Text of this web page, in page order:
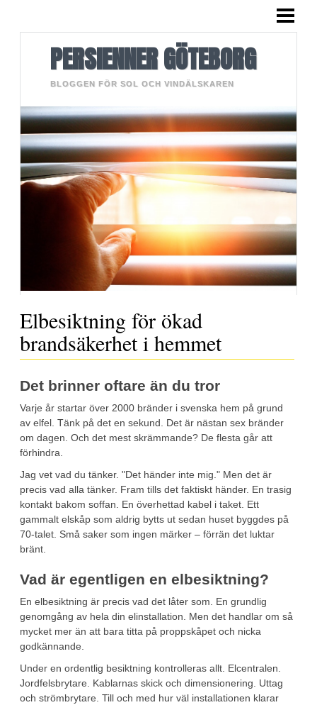
PERSIENNERPERSIENNER GÖTEBORG
BLOGGEN FÖR SOL OCH VINDÄLSKAREN
Elbesiktning för ökad
brandsäkerhet i hemmet
Det brinner oftare än du tror
Varje år startar över 2000 bränder i svenska hem på grund
av elfel. Tänk på det en sekund. Det är nästan sex bränder
om dagen. Och det mest skrämmande? De flesta går att
förhindra.
Jag vet vad du tänker. "Det händer inte mig." Men det är
precis vad alla tänker. Fram tills det faktiskt händer. En trasig
kontakt bakom soffan. En överhettad kabel i taket. Ett
gammalt elskåp som aldrig bytts ut sedan huset byggdes på
70-talet. Små saker som ingen märker – förrän det luktar
bränt.
Vad är egentligen en elbesiktning?
En elbesiktning är precis vad det låter som. En grundlig
genomgång av hela din elinstallation. Men det handlar om så
mycket mer än att bara titta på proppskåpet och nicka
godkännande.
Under en ordentlig besiktning kontrolleras allt. Elcentralen.
Jordfelsbrytare. Kablarnas skick och dimensionering. Uttag
och strömbrytare. Till och med hur väl installationen klarar